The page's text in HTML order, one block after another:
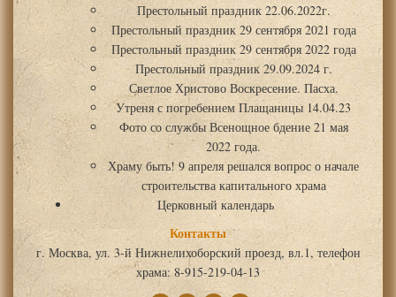
Престольный праздник 22.06.2022г.
Престольный праздник 29 сентября 2021 года
Престольный праздник 29 сентября 2022 года
Престольный праздник 29.09.2024 г.
Светлое Христово Воскресение. Пасха.
Утреня с погребением Плащаницы 14.04.23
Фото со службы Всенощное бдение 21 мая
2022 года.
Храму быть! 9 апреля решался вопрос о начале
строительства капитального храма
Церковный календарь
Контакты
г. Москва, ул. 3-й Нижнелихоборский проезд, вл.1, телефон
храма: 8-915-219-04-13